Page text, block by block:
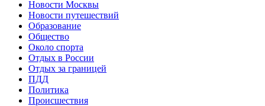
Новости Москвы
Новости путешествий
Образование
Общество
Около спорта
Отдых в России
Отдых за границей
ПДД
Политика
Происшествия